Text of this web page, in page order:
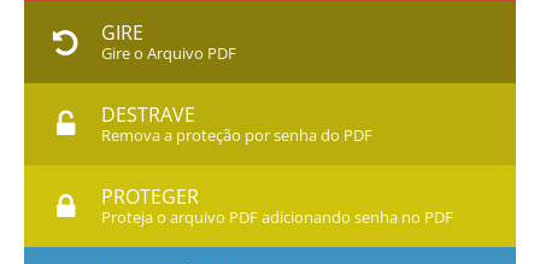
GIRE
Gire o Arquivo PDF
DESTRAVE
Remova a proteção por senha do PDF
PROTEGER
Proteja o arquivo PDF adicionando senha no PDF